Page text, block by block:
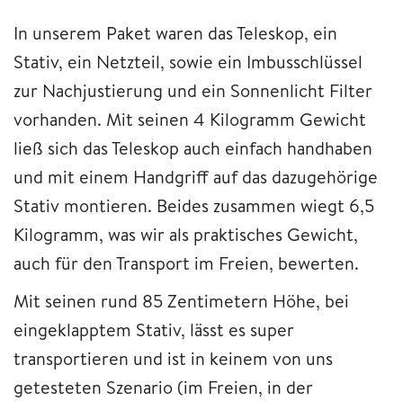
In unserem Paket waren das Teleskop, ein
Stativ, ein Netzteil, sowie ein Imbusschlüssel
zur Nachjustierung und ein Sonnenlicht Filter
vorhanden. Mit seinen 4 Kilogramm Gewicht
ließ sich das Teleskop auch einfach handhaben
und mit einem Handgriff auf das dazugehörige
Stativ montieren. Beides zusammen wiegt 6,5
Kilogramm, was wir als praktisches Gewicht,
auch für den Transport im Freien, bewerten.
Mit seinen rund 85 Zentimetern Höhe, bei
eingeklapptem Stativ, lässt es super
transportieren und ist in keinem von uns
getesteten Szenario (im Freien, in der